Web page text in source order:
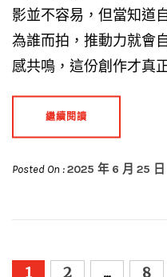
影並不容易，但當知道
為誰而拍，推動力就會
感共鳴，這份創作才真
繼續閱讀
Posted On :2025 年 6 月 25 日
1 2 ... 8